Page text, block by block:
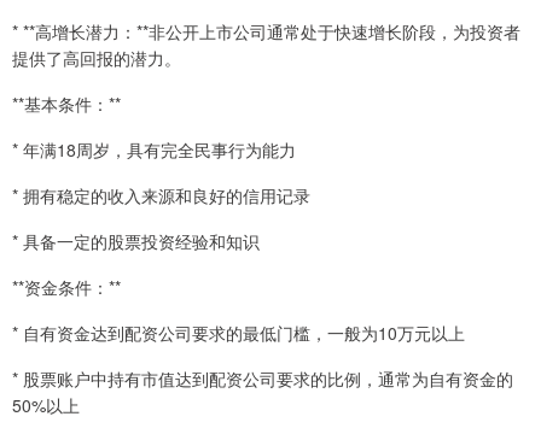
* **高增长潜力：**非公开上市公司通常处于快速增长阶段，为投资者
提供了高回报的潜力。
**基本条件：**
* 年满18周岁，具有完全民事行为能力
* 拥有稳定的收入来源和良好的信用记录
* 具备一定的股票投资经验和知识
**资金条件：**
* 自有资金达到配资公司要求的最低门槛，一般为10万元以上
* 股票账户中持有市值达到配资公司要求的比例，通常为自有资金的
50%以上